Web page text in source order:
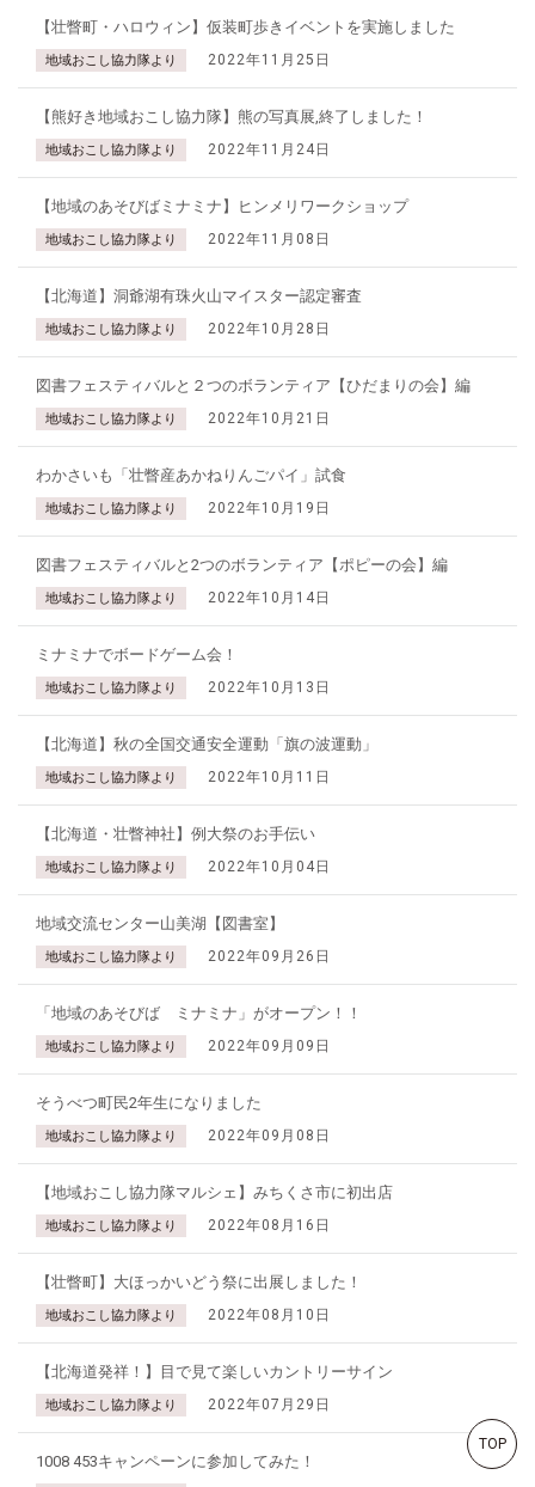
【壮瞥町・ハロウィン】仮装町歩きイベントを実施しました
地域おこし協力隊より 2022年11月25日
【熊好き地域おこし協力隊】熊の写真展,終了しました！
地域おこし協力隊より 2022年11月24日
【地域のあそびばミナミナ】ヒンメリワークショップ
地域おこし協力隊より 2022年11月08日
【北海道】洞爺湖有珠火山マイスター認定審査
地域おこし協力隊より 2022年10月28日
図書フェスティバルと２つのボランティア【ひだまりの会】編
地域おこし協力隊より 2022年10月21日
わかさいも「壮瞥産あかねりんごパイ」試食
地域おこし協力隊より 2022年10月19日
図書フェスティバルと2つのボランティア【ポピーの会】編
地域おこし協力隊より 2022年10月14日
ミナミナでボードゲーム会！
地域おこし協力隊より 2022年10月13日
【北海道】秋の全国交通安全運動「旗の波運動」
地域おこし協力隊より 2022年10月11日
【北海道・壮瞥神社】例大祭のお手伝い
地域おこし協力隊より 2022年10月04日
地域交流センター山美湖【図書室】
地域おこし協力隊より 2022年09月26日
「地域のあそびば ミナミナ」がオープン！！
地域おこし協力隊より 2022年09月09日
そうべつ町民2年生になりました
地域おこし協力隊より 2022年09月08日
【地域おこし協力隊マルシェ】みちくさ市に初出店
地域おこし協力隊より 2022年08月16日
【壮瞥町】大ほっかいどう祭に出展しました！
地域おこし協力隊より 2022年08月10日
【北海道発祥！】目で見て楽しいカントリーサイン
地域おこし協力隊より 2022年07月29日
1008 453キャンペーンに参加してみた！
TOP